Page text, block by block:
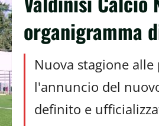
organigramma
Nuova stagione
l'annuncio del
definito e